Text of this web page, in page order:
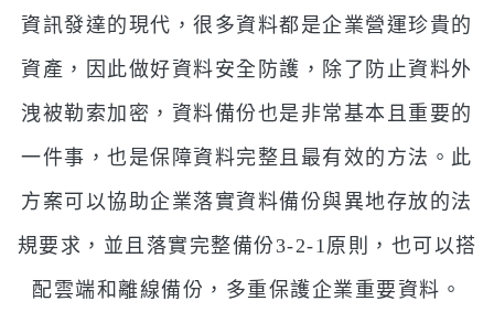
資訊發達的現代，很多資料都是企業營運珍貴的
資產，因此做好資料安全防護，除了防止資料外
洩被勒索加密，資料備份也是非常基本且重要的
一件事，也是保障資料完整且最有效的方法。此
方案可以協助企業落實資料備份與異地存放的法
規要求，並且落實完整備份3-2-1原則，也可以搭
配雲端和離線備份， 多重保護企業重要資料。